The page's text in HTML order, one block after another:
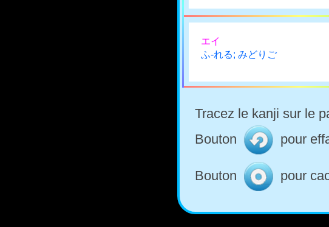
エイ
ふ-れる; みどりご
Tracez le kanji sur le
Bouton
pour
Bouton pour